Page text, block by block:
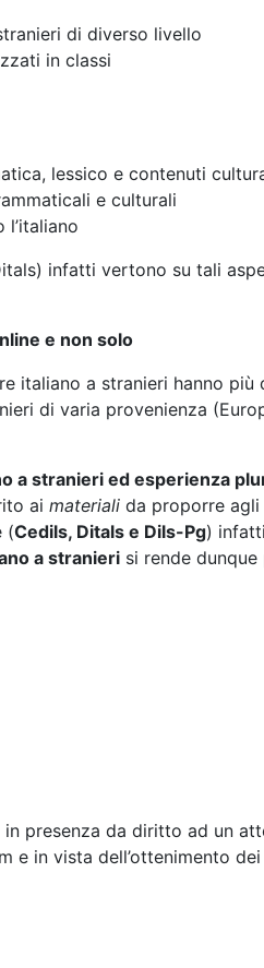
di diverso livello
in classi
lessico e contenuti
e culturali
infatti vertono su tali
e non solo
italiano a stranieri hanno più
di varia provenienza
a stranieri ed esperienza
ai materiali da proporre agli
(Cedils, Ditals e Dils-Pg)
a stranieri si rende dunque
presenza da diritto ad un
in vista dell’ottenimento